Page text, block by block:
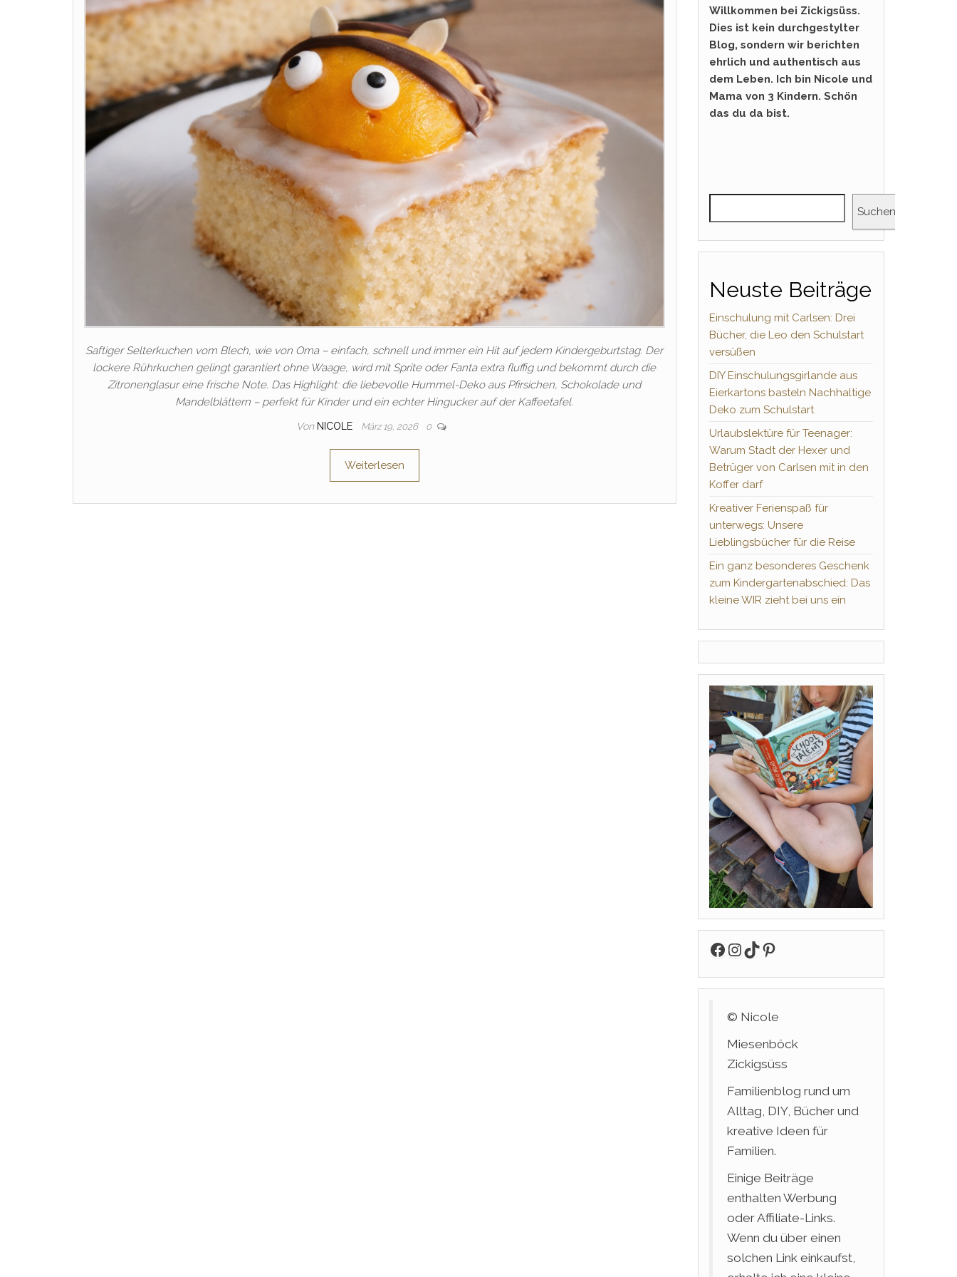
Saftiger Selterkuchen vom Blech, wie von Oma – einfach, schnell und immer ein Hit auf jedem Kindergeburtstag. Der
lockere Rührkuchen gelingt garantiert ohne Waage, wird mit Sprite oder Fanta extra fluffig und bekommt durch die
Zitronenglasur eine frische Note. Das Highlight: die liebevolle Hummel-Deko aus Pfirsichen, Schokolade und
Mandelblättern – perfekt für Kinder und ein echter Hingucker auf der Kaffeetafel.
Von NICOLE März 19, 2026 0
Weiterlesen
Willkommen bei Zickigsüss.
Dies ist kein durchgestylter
Blog, sondern wir berichten
ehrlich und authentisch aus
dem Leben. Ich bin Nicole und
Mama von 3 Kindern. Schön
das du da bist.
Suchen
Neuste Beiträge
Einschulung mit Carlsen: Drei
Bücher, die Leo den Schulstart
versüßen
DIY Einschulungsgirlande aus
Eierkartons basteln Nachhaltige
Deko zum Schulstart
Urlaubslektüre für Teenager:
Warum Stadt der Hexer und
Betrüger von Carlsen mit in den
Koffer darf
Kreativer Ferienspaß für
unterwegs: Unsere
Lieblingsbücher für die Reise
Ein ganz besonderes Geschenk
zum Kindergartenabschied: Das
kleine WIR zieht bei uns ein
Facebook
Instagram
TikTok
Pinterest
© Nicole
Miesenböck
Zickigsüss
Familienblog rund um
Alltag, DIY, Bücher und
kreative Ideen für
Familien.
Einige Beiträge
enthalten Werbung
oder Affiliate-Links.
Wenn du über einen
solchen Link einkaufst,